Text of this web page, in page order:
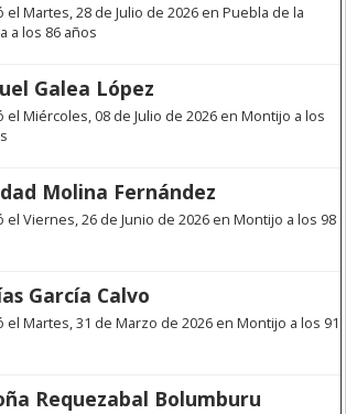
el Martes, 28 de Julio de 2026 en Puebla de la
a los 86 años
Galea López
el Miércoles, 08 de Julio de 2026 en Montijo a los
Molina Fernández
el Viernes, 26 de Junio de 2026 en Montijo a los 98
García Calvo
el Martes, 31 de Marzo de 2026 en Montijo a los 91
Requezabal Bolumburu